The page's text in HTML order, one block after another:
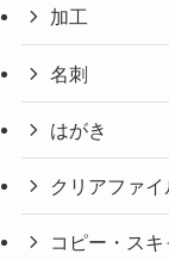
加工
名刺
はがき
クリアファイ
コピー・ス